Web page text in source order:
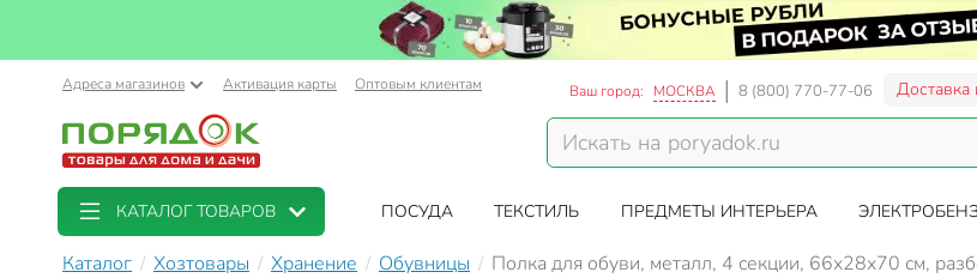
Адреса магазинов Активация карты Оптовым клиентам Ваш город: МОСКВА 8 (800) 770-77-06 Доставка
КАТАЛОГ ТОВАРОВ ПОСУДА ТЕКСТИЛЬ ПРЕДМЕТЫ ИНТЕРЬЕРА
Каталог Хозтовары Хранение Обувницы Полка для обуви, металл, 4 секции, 66х28х70 см,